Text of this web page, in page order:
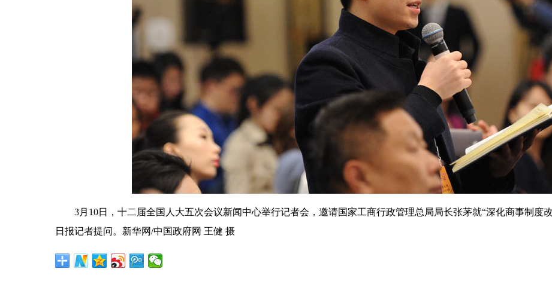
3月10日，十二届全国人大五次会议新闻中心举行记者会，邀请国家工商行政管理总局局长张茅就“深化商事制度
日报记者提问。新华网/中国政府网 王健 摄